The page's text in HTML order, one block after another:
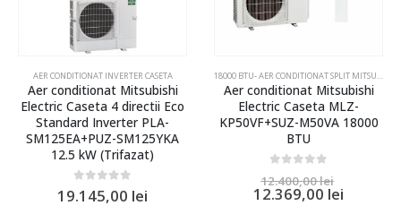
AER CONDITIONAT INVERTER CASETA
Aer conditionat Mitsubishi
Electric Caseta 4 directii Eco
Standard Inverter PLA-
SM125EA+PUZ-SM125YKA
12.5 kW (Trifazat)
0 out of 5
19.145,00 lei
18000 BTU- AER CONDITIONAT SPLIT MITSUBISHI ELECTRIC SI DAIKIN
Aer conditionat Mitsubishi
Electric Caseta MLZ-
KP50VF+SUZ-M50VA 18000
BTU
12.400,00lei
12.369,00 lei